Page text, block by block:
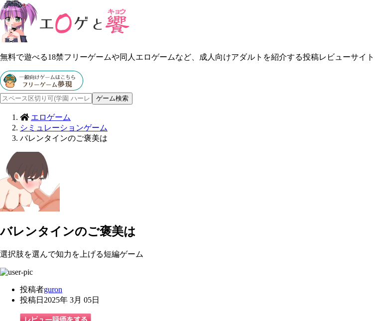
無料で遊べる18禁フリーゲームや同人エロゲームなど、成人向けアダルトを紹介する投稿レビューサイト
エロゲーム
シミュレーションゲーム
バレンタインのご褒美は
バレンタインのご褒美は
選択肢を選んで知力を上げる短編ゲーム
投稿者guron
投稿日 2025年 3月 05日